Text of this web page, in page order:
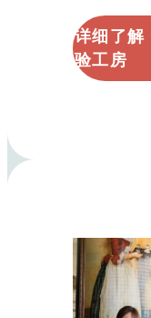
详细了解
验工房